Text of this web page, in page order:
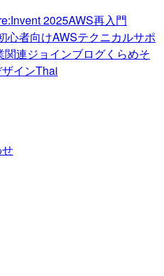
2025AWS再入門
心者向けAWSテクニカルサポ
関連ジョインブログくらめそ
インThai